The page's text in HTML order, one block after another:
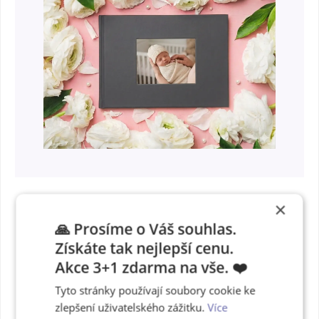
Fotokniha v
nádherných
deskách
×
🙏 Prosíme o Váš souhlas.
Získáte tak nejlepší cenu.
Akce 3+1 zdarma na vše. ❤️
Tyto stránky používají soubory cookie ke
zlepšení uživatelského zážitku.Více